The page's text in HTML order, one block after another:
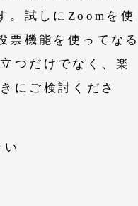
。試しにZoomを使
票機能を使ってなる
つだけでなく、楽
にご検討くださ